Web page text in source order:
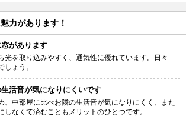
力があります！
があります
光を取り込みやすく、通気性に優れています。日々
しょう。
活音が気になりにくいです
、中部屋に比べお隣の生活音が気になりにくく、また
しなくて済むこともメリットのひとつです。